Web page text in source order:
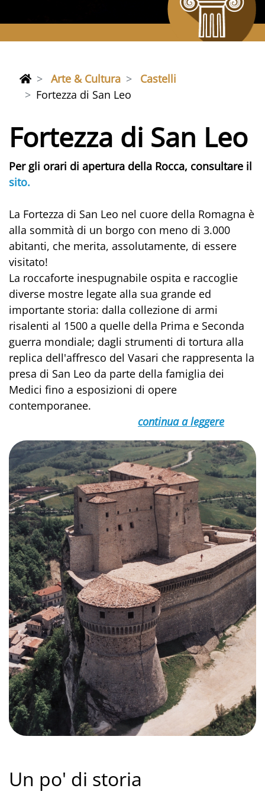
Arte & Cultura
Castelli
Fortezza di San Leo
Fortezza di San Leo
Per gli orari di apertura della Rocca, consultare il
sito.
La Fortezza di San Leo nel cuore della Romagna è
alla sommità di un borgo con meno di 3.000
abitanti, che merita, assolutamente, di essere
visitato!
La roccaforte inespugnabile ospita e raccoglie
diverse mostre legate alla sua grande ed
importante storia: dalla collezione di armi
risalenti al 1500 a quelle della Prima e Seconda
guerra mondiale; dagli strumenti di tortura alla
replica dell'affresco del Vasari che rappresenta la
presa di San Leo da parte della famiglia dei
Medici fino a esposizioni di opere
contemporanee.
continua a leggere
Un po' di storia